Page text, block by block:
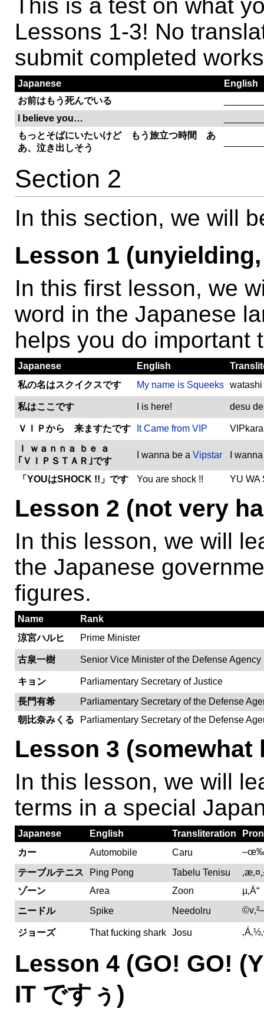
This is a test on what
Lessons 1-3! No
submit completed
Japanese
English
お前はもう死んでいる
I believe you…
もっとそばにいたいけど もう旅立つ時間 あ
あ、泣き出しそう
Section 2
In this section, we will
Lesson 1
In this first lesson, we
word in the Japanese
helps you do important
Japanese English
私の名はスクイクスです
My name is Squeeks
私はここです I is here! desu
ＶＩＰから 来ますたです It Came from VIP
Ｉ ｗａｎｎａ ｂｅ ａ
｢ＶＩＰＳＴＡＲ｣です
I wanna be a Vipstar I
「YOUはSHOCK !!」です You are shock !! YU WA
Lesson 2 (not very
In this lesson, we will
the Japanese
figures.
Name
Rank
涼宮ハルヒ
Prime Minister
古泉一樹 Senior Vice Minister of the Defense Agency
キョン
Parliamentary Secretary of Justice
長門有希
Parliamentary Secretary of the Defense
朝比奈みくる
Parliamentary Secretary of the Defense
Lesson 3
In this lesson, we will
terms in a special
Japanese English Transliteration
カー
Automobile Caru
テーブルテニス Ping Pong Tabelu Tenisu
ゾーン
Area Zoon
µ‚Ä“
ニードル
Spike Needolru
ジョーズ That fucking shark Josu
Lesson 4 (GO! GO!
IT ですぅ)